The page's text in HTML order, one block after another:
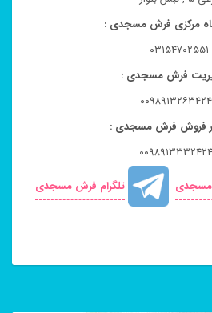
مرکزی فرش مسجدی :
۰۳۱۵۴۷۰۲۵۵۱
فرش مسجدی :
فروش فرش مسجدی :
مسجدی
تلگرام فرش مسجدی